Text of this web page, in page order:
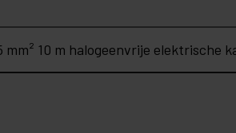
10 m halogeenvrije elektrische